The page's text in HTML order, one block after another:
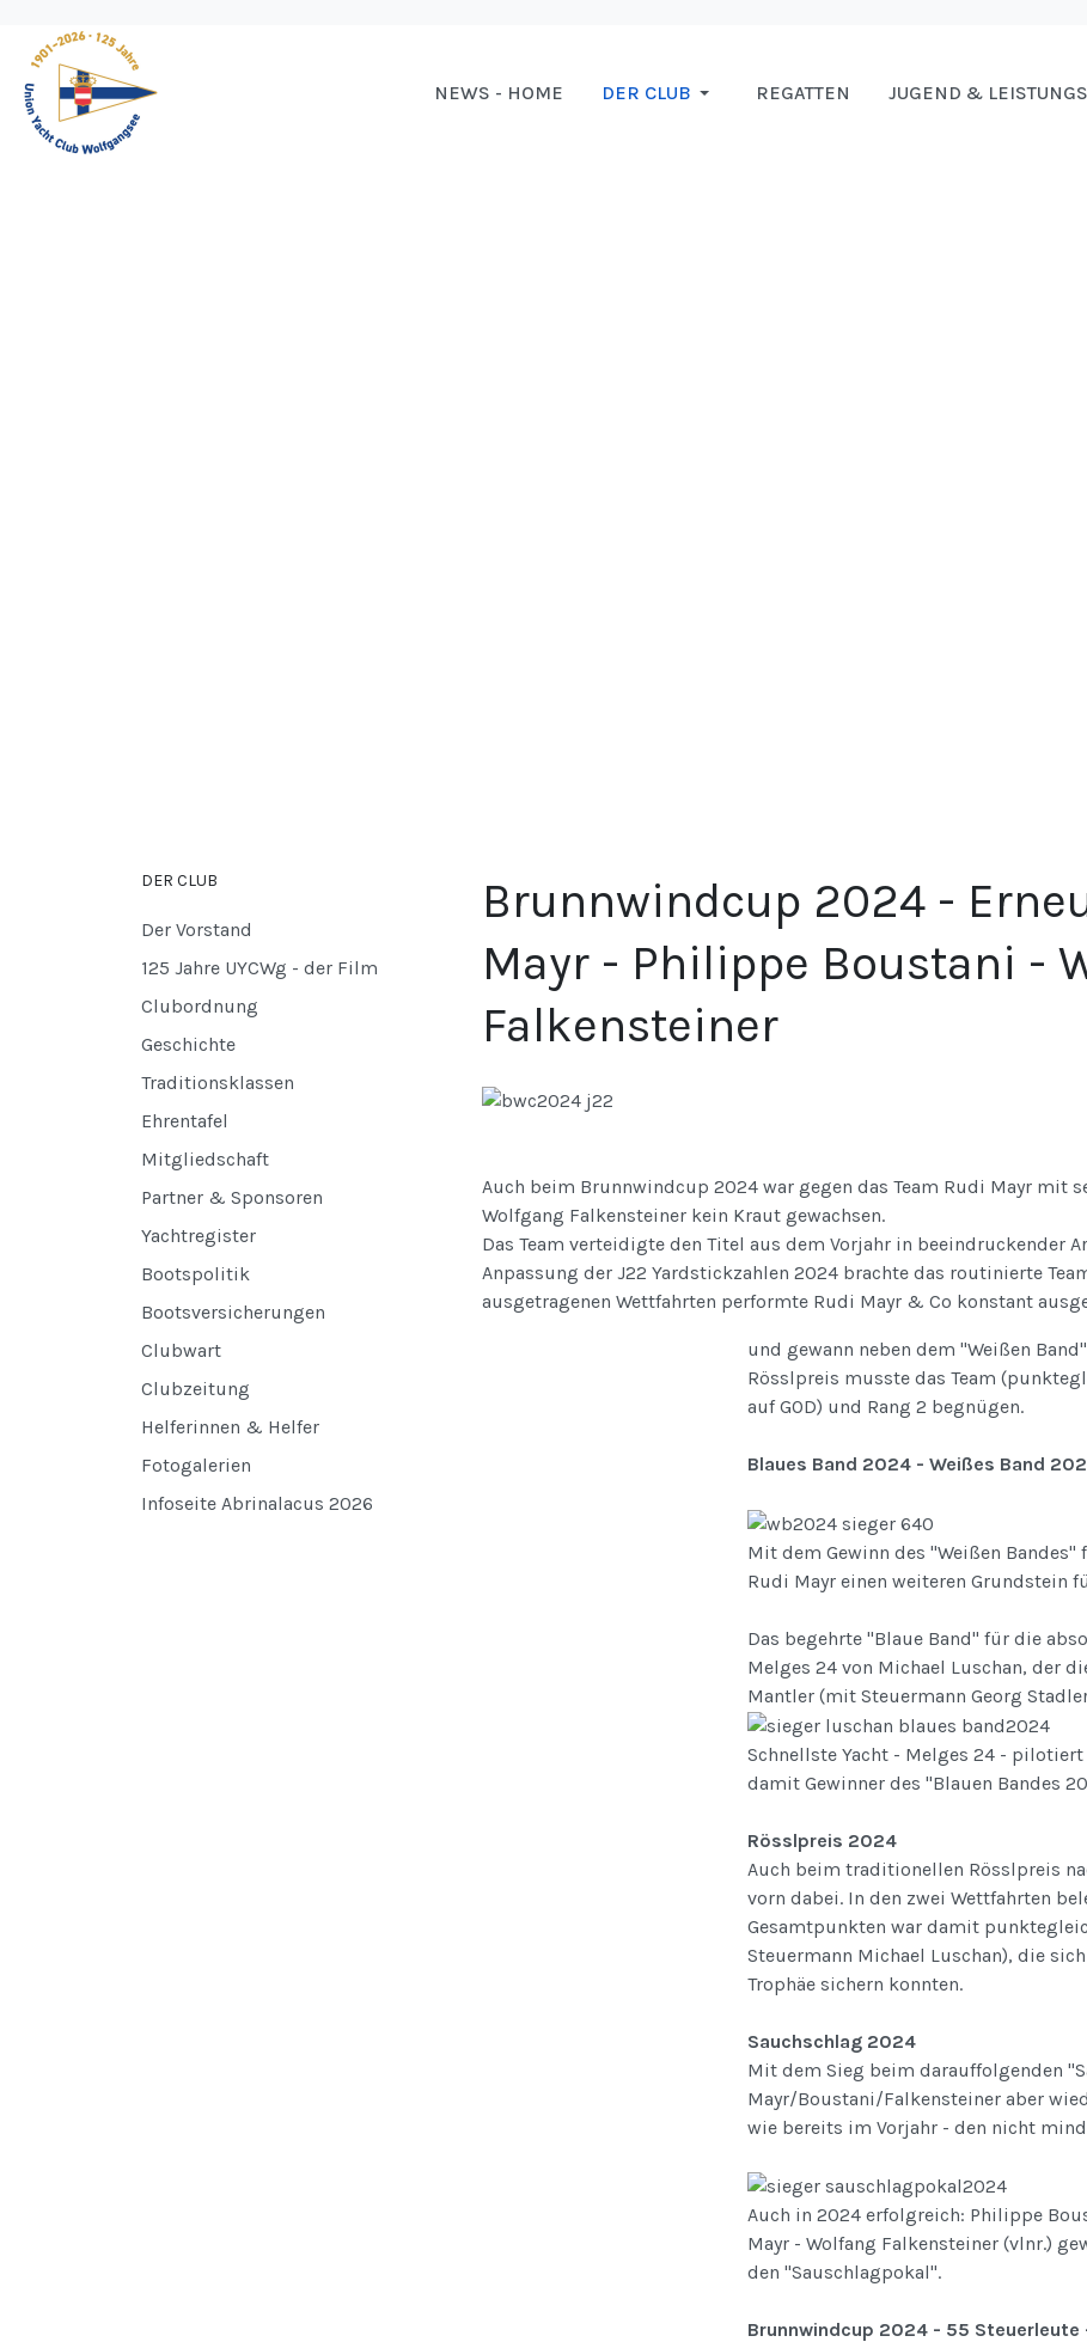
NEWS - HOME DER CLUB REGATTEN JUGEND &
Brunnwindcup 2024 -
Mayr - Philippe Boustani -
Falkensteiner
Auch beim Brunnwindcup 2024 war gegen das Team Rudi Mayr mit
Wolfgang Falkensteiner kein Kraut gewachsen.
Das Team verteidigte den Titel aus dem Vorjahr in beeindruckender
Anpassung der J22 Yardstickzahlen 2024 brachte das routinierte
ausgetragenen Wettfahrten performte Rudi Mayr & Co konstant
und gewann neben dem "Weißen
Rösslpreis musste das Team
auf GOD) und Rang 2 begnügen.
Blaues Band 2024 - Weißes Band
Mit dem Gewinn des "Weißen
Rudi Mayr einen weiteren Grundstein
Das begehrte "Blaue Band" für die
Melges 24 von Michael Luschan, der
Mantler (mit Steuermann Georg
Schnellste Yacht - Melges 24 -
damit Gewinner des "Blauen Bandes
Rösslpreis 2024
Auch beim traditionellen Rösslpreis
vorn dabei. In den zwei Wettfahrten
Gesamtpunkten war damit
Steuermann Michael Luschan), die
Trophäe sichern konnten.
Sauchschlag 2024
Mit dem Sieg beim darauffolgenden
Mayr/Boustani/Falkensteiner aber
wie bereits im Vorjahr - den nicht
Auch in 2024 erfolgreich: Philippe
Mayr - Wolfang Falkensteiner (vlnr.)
den "Sauschlagpokal".
Brunnwindcup 2024 - 55 Steuerleute
DER CLUB
Der Vorstand
125 Jahre UYCWg - der Film
Clubordnung
Geschichte
Traditionsklassen
Ehrentafel
Mitgliedschaft
Partner & Sponsoren
Yachtregister
Bootspolitik
Bootsversicherungen
Clubwart
Clubzeitung
Helferinnen & Helfer
Fotogalerien
Infoseite Abrinalacus 2026